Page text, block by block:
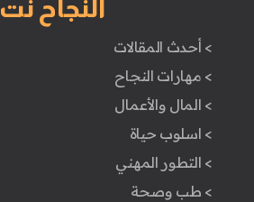
النجاح نت
> أحدث المقالات
> مهارات النجاح
> المال والأعمال
> اسلوب حياة
> التطور المهني
> طب وصحة